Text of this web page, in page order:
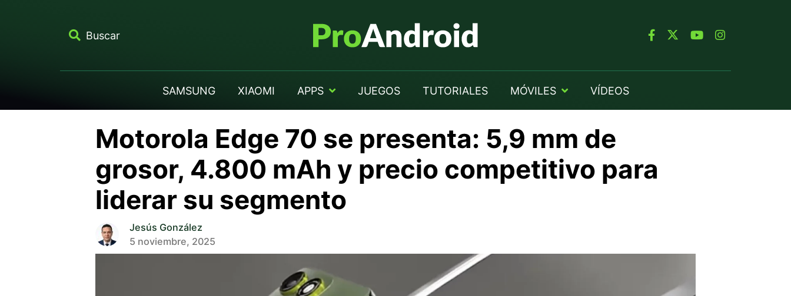
Buscar
SAMSUNG XIAOMI APPS JUEGOS TUTORIALES MÓVILES VÍDEOS
Motorola Edge 70 se presenta: 5,9 mm de
grosor, 4.800 mAh y precio competitivo para
liderar su segmento
Jesús González
5 noviembre, 2025